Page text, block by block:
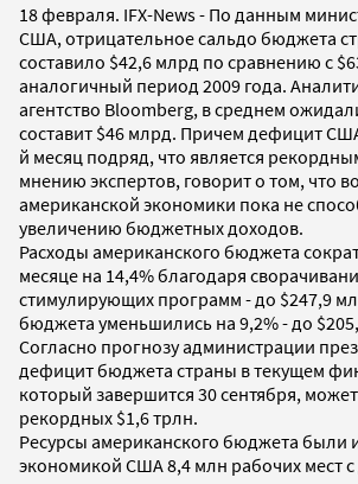
18 февраля. IFX-News - По данным
США, отрицательное сальдо бюджета
составило $42,6 млрд по сравнению с
аналогичный период 2009 года.
агентство Bloomberg, в среднем
составит $46 млрд. Причем дефицит
й месяц подряд, что является
мнению экспертов, говорит о том, что
американской экономики пока не
увеличению бюджетных доходов.
Расходы американского бюджета
месяце на 14,4% благодаря
стимулирующих программ - до $247,9
бюджета уменьшились на 9,2% - до
Согласно прогнозу администрации
дефицит бюджета страны в текущем
который завершится 30 сентября,
рекордных $1,6 трлн.
Ресурсы американского бюджета были
экономикой США 8,4 млн рабочих мест с